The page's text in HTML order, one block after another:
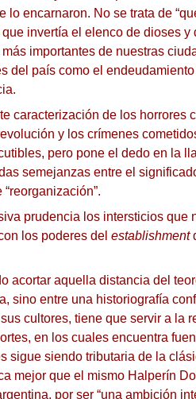
lo encarnaron. No se trata de
invertía el elenco de dioses y
importantes de nuestras
del país como el endeudamiento
caracterización de los horrores
y los crímenes
pero pone el dedo en la
semejanzas entre el
prudencia los intersticios que
los poderes del establishment
acortar aquella distancia del
sino entre una historiografía
cultores, tiene que servir a la
en los cuales encuentra
sigue siendo tributaria de la
mejor que el mismo Halperín
por ser “una ambición